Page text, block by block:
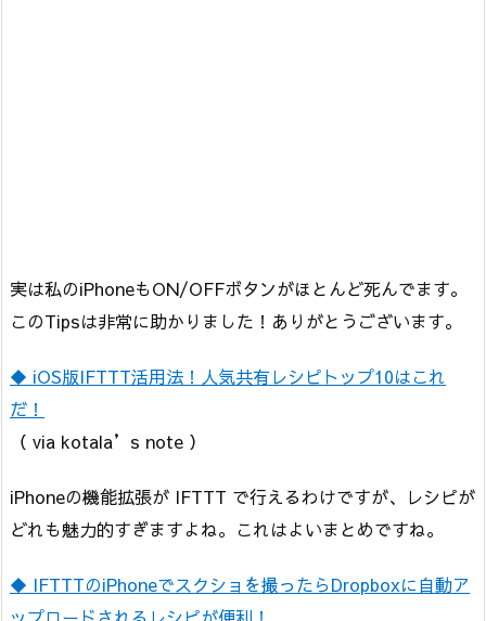
実は私のiPhoneもON/OFFボタンがほとんど死んでます。
このTipsは非常に助かりました！ありがとうございます。
◆ iOS版IFTTT活用法！人気共有レシピトップ10はこれ
だ！
（ via kotala’s note ）
iPhoneの機能拡張が IFTTT で行えるわけですが、レシピが
どれも魅力的すぎますよね。これはよいまとめですね。
◆ IFTTTのiPhoneでスクショを撮ったらDropboxに自動ア